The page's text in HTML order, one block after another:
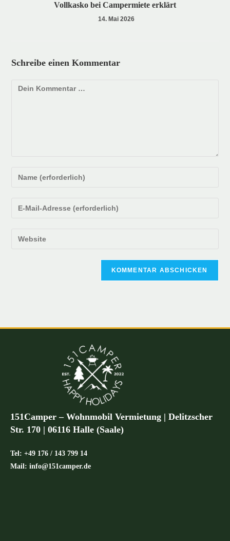
Vollkasko bei Campermiete erklärt
14. Mai 2026
Schreibe einen Kommentar
151Camper – Wohnmobil Vermietung | Delitzscher
Str. 170 | 06116 Halle (Saale)
Tel: +49 176 / 143 799 14
Mail: info@151camper.de